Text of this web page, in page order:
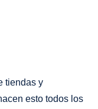
tiendas y
esto todos los